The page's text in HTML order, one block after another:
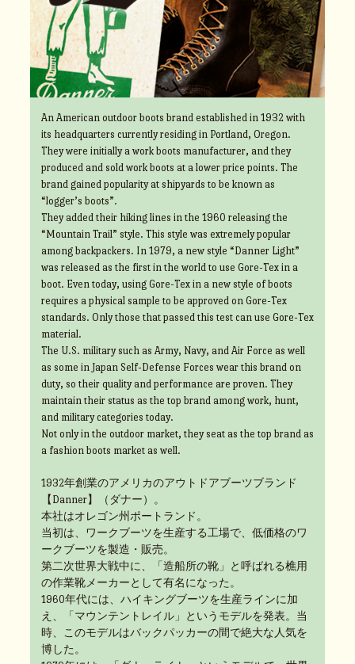
An American outdoor boots brand established in 1932 with
its headquarters currently residing in Portland, Oregon.
They were initially a work boots manufacturer, and they
produced and sold work boots at a lower price points. The
brand gained popularity at shipyards to be known as
“logger’s boots”.
They added their hiking lines in the 1960 releasing the
“Mountain Trail” style. This style was extremely popular
among backpackers. In 1979, a new style “Danner Light”
was released as the first in the world to use Gore-Tex in a
boot. Even today, using Gore-Tex in a new style of boots
requires a physical sample to be approved on Gore-Tex
standards. Only those that passed this test can use Gore-Tex
material.
The U.S. military such as Army, Navy, and Air Force as well
as some in Japan Self-Defense Forces wear this brand on
duty, so their quality and performance are proven. They
maintain their status as the top brand among work, hunt,
and military categories today.
Not only in the outdoor market, they seat as the top brand as
a fashion boots market as well.
1932年創業のアメリカのアウトドアブーツブランド
【Danner】（ダナー）。
本社はオレゴン州ポートランド。
当初は、ワークブーツを生産する工場で、低価格のワ
ークブーツを製造・販売。
第二次世界大戦中に、「造船所の靴」と呼ばれる樵用
の作業靴メーカーとして有名になった。
1960年代には、ハイキングブーツを生産ラインに加
え、「マウンテントレイル」というモデルを発表。当
時、このモデルはバックパッカーの間で絶大な人気を
博した。